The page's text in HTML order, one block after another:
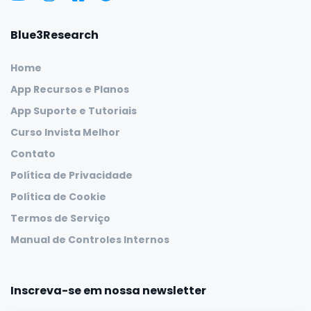
Blue3Research
Home
App Recursos e Planos
App Suporte e Tutoriais
Curso Invista Melhor
Contato
Política de Privacidade
Política de Cookie
Termos de Serviço
Manual de Controles Internos
Inscreva-se em nossa newsletter